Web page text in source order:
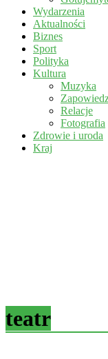
Wydarzenia
Aktualności
Biznes
Sport
Polityka
Kultura
Muzyka
Relacje
Fotografia
Zdrowie i uroda
Kraj
teatr